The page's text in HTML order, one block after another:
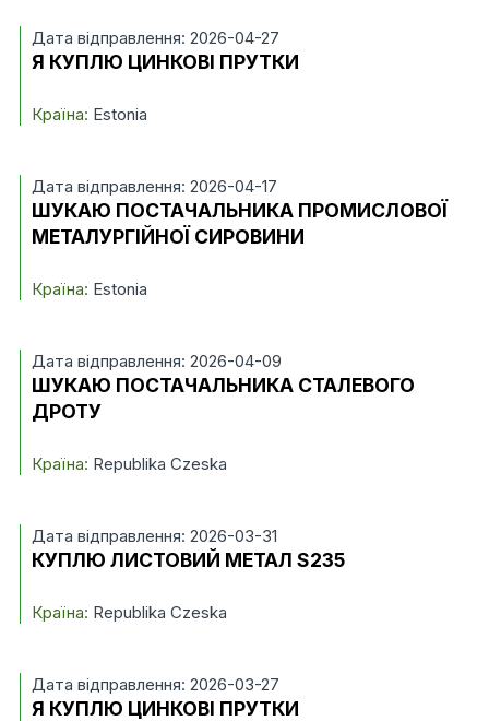
Дата відправлення: 2026-04-27
Я КУПЛЮ ЦИНКОВІ ПРУТКИ
Країна: Estonia
Дата відправлення: 2026-04-17
ШУКАЮ ПОСТАЧАЛЬНИКА ПРОМИСЛОВОЇ
МЕТАЛУРГІЙНОЇ СИРОВИНИ
Країна: Estonia
Дата відправлення: 2026-04-09
ШУКАЮ ПОСТАЧАЛЬНИКА СТАЛЕВОГО
ДРОТУ
Країна: Republika Czeska
Дата відправлення: 2026-03-31
КУПЛЮ ЛИСТОВИЙ МЕТАЛ S235
Країна: Republika Czeska
Дата відправлення: 2026-03-27
Я КУПЛЮ ЦИНКОВІ ПРУТКИ